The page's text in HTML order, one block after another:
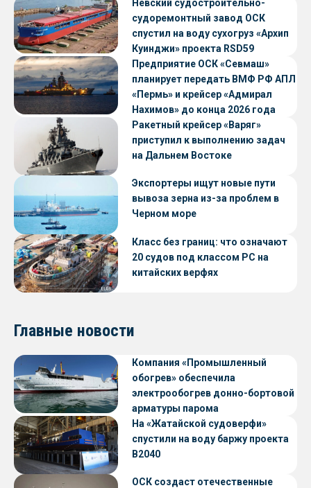
Невский судостроительно-
судоремонтный завод ОСК
спустил на воду сухогруз «Архип
Куинджи» проекта RSD59
Предприятие ОСК «Севмаш»
планирует передать ВМФ РФ АПЛ
«Пермь» и крейсер «Адмирал
Нахимов» до конца 2026 года
Ракетный крейсер «Варяг»
приступил к выполнению задач
на Дальнем Востоке
Экспортеры ищут новые пути
вывоза зерна из-за проблем в
Черном море
Класс без границ: что означают
20 судов под классом РС на
китайских верфях
Главные новости
Компания «Промышленный
обогрев» обеспечила
электрообогрев донно-бортовой
арматуры парома
«Петропавловск» проекта CNF22
На «Жатайской судоверфи»
спустили на воду баржу проекта
В2040
ОСК создаст отечественные